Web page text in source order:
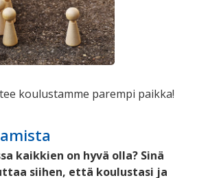
koulustamme parempi paikka!
kaikkien on hyvä olla? Sinä
siihen, että koulustasi ja